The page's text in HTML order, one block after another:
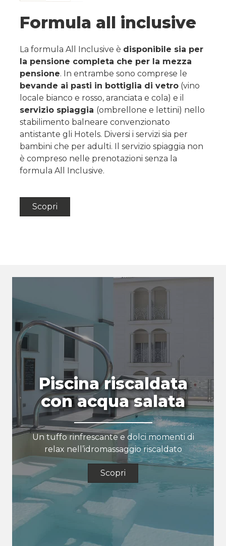
Formula all inclusive
La formula All Inclusive è disponibile sia per
la pensione completa che per la mezza
pensione. In entrambe sono comprese le
bevande ai pasti in bottiglia di vetro (vino
locale bianco e rosso, aranciata e cola) e il
servizio spiaggia (ombrellone e lettini) nello
stabilimento balneare convenzionato
antistante gli Hotels. Diversi i servizi sia per
bambini che per adulti. Il servizio spiaggia non
è compreso nelle prenotazioni senza la
formula All Inclusive.
Scopri
Piscina riscaldata
con acqua salata
Un tuffo rinfrescante e dolci momenti di
relax nell’idromassaggio riscaldato
Scopri